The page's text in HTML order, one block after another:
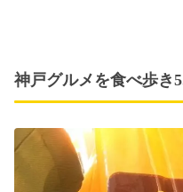
神戸グルメを食べ歩き